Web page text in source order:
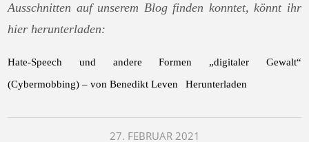
Ausschnitten auf unserem Blog finden konntet, könnt ihr
hier herunterladen:
Hate-Speech und andere Formen „digitaler Gewalt“
(Cybermobbing) – von Benedikt Leven
Herunterladen
27. FEBRUAR 2021